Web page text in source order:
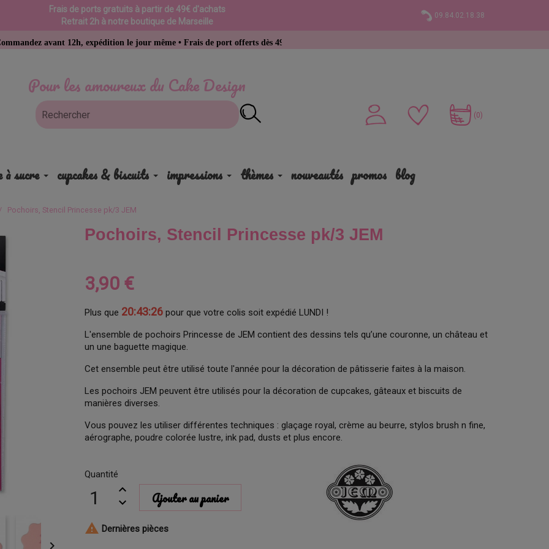
Frais de ports gratuits à partir de 49€ d'achats
Retrait 2h à notre boutique de Marseille
09.84.02.18.38
Pour les amoureux du Cake Design
avant 12h, expédition le jour même • Frais de port offerts dès 49 € d’achat
(0)
à sucre cupcakes & biscuits impressions thèmes nouveautés promos blog
Pochoirs, Stencil Princesse pk/3 JEM

Pochoirs, Stencil Princesse pk/3 JEM
3,90 €
Plus que 20:43:25 pour que votre colis soit expédié LUNDI !
L'ensemble de pochoirs Princesse de JEM contient des dessins tels qu’une couronne, un château et
un une baguette magique.
Cet ensemble peut être utilisé toute l'année pour la décoration de pâtisserie faites à la maison.
Les pochoirs JEM peuvent être utilisés pour la décoration de cupcakes, gâteaux et biscuits de
manières diverses.
Vous pouvez les utiliser différentes techniques : glaçage royal, crème au beurre, stylos brush n fine,
aérographe, poudre colorée lustre, ink pad, dusts et plus encore.
Quantité
Ajouter au panier
 Dernières pièces